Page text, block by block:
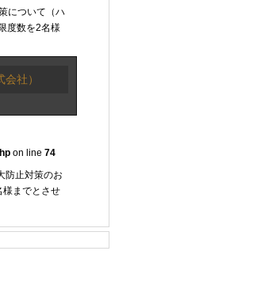
について（ハ
度数を2名様
社）
on line 74
防止対策のお
様までとさせ